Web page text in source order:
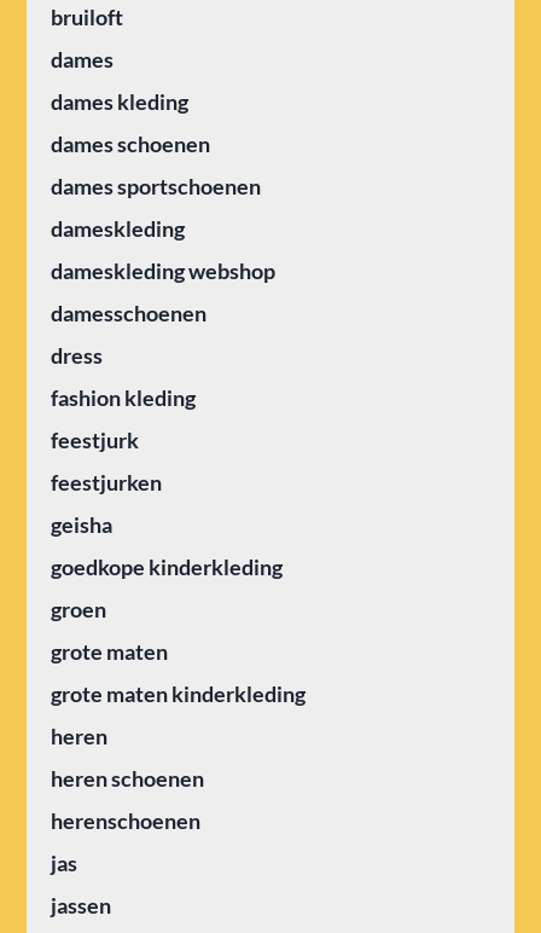
bruiloft
dames
dames kleding
dames schoenen
dames sportschoenen
dameskleding
dameskleding webshop
damesschoenen
dress
fashion kleding
feestjurk
feestjurken
geisha
goedkope kinderkleding
groen
grote maten
grote maten kinderkleding
heren
heren schoenen
herenschoenen
jas
jassen